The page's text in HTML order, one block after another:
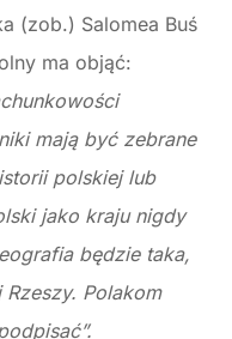
(zob.) Salomea Buś
ma objąć:
mają być zebrane
polskiej lub
jako kraju nigdy
będzie taka,
Polakom